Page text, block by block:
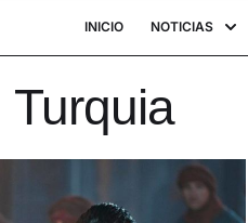
INICIO NOTICIAS
Turquia